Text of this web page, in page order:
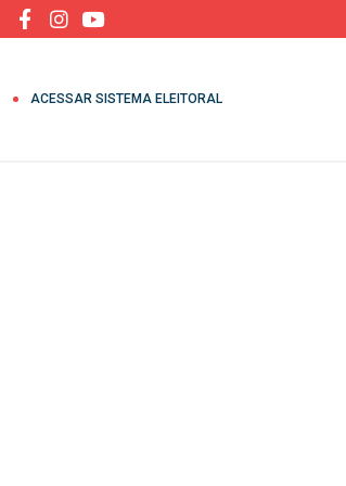
ACESSAR SISTEMA ELEITORAL